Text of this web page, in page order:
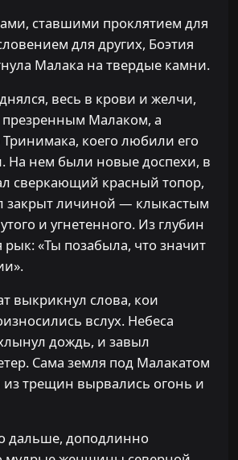
ставшими проклятием для
для других, Боэтия
Малака на твердые камни.
весь в крови и желчи,
презренным Малаком, а
коего любили его
На нем были новые доспехи, в
сверкающий красный топор,
закрыт личиной — клыкастым
и угнетенного. Из глубин
«Ты позабыла, что значит
выкрикнул слова, кои
вслух. Небеса
дождь, и завыл
Сама земля под Малакатом
из трещин вырвались огонь и
дальше, доподлинно